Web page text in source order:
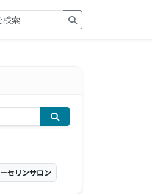
セリンサロン